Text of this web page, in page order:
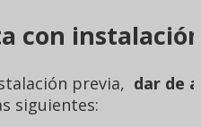
con
previa, dar de
siguientes: